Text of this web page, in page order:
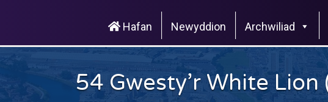
Hafan Newyddion Archwiliad
54 Gwesty’r White Lion